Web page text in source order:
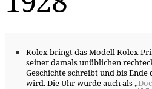
Rolexbringt das ModellRolex
seiner damals unüblichen
Geschichte schreibt und bis
wird. Die Uhr wurde auch als „